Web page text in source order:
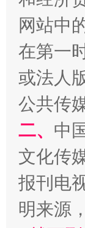
网站中
在第一
或法人
公共传
二、 中
文化传
报刊电
明来源